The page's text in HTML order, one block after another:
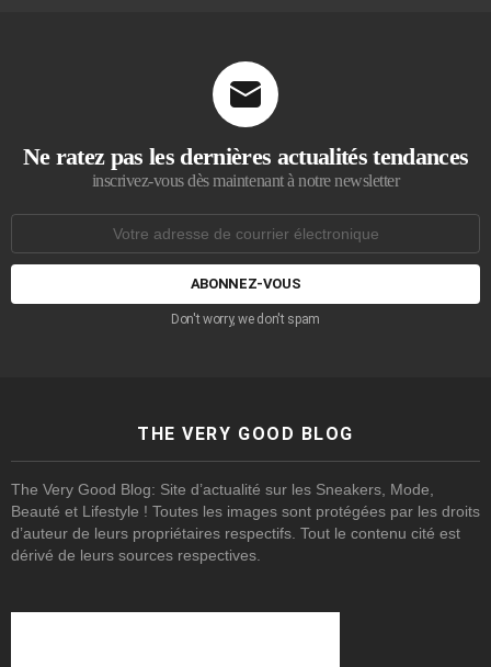
Ne ratez pas les dernières actualités tendances
inscrivez-vous dès maintenant à notre newsletter
courrier
Don't worry, we don't spam
THE VERY GOOD BLOG
The Very Good Blog: Site d’actualité sur les Sneakers, Mode,
Beauté et Lifestyle ! Toutes les images sont protégées par les droits
d’auteur de leurs propriétaires respectifs. Tout le contenu cité est
dérivé de leurs sources respectives.